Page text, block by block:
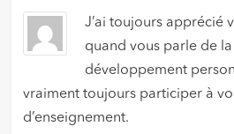
J’ai toujours apprécié
quand vous parle de
développement
vraiment toujours participer à
d’enseignement.